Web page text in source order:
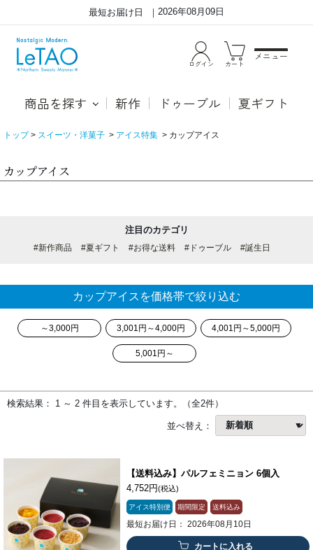
最短お届け日 2026年08月09日
ログイン カート
メニュー
商品を探す 新作 ドゥーブル 夏ギフト
トップ スイーツ・洋菓子 アイス特集 カップアイス
カップアイス
注目のカテゴリ
#新作商品 #夏ギフト #お得な送料 #ドゥーブル #誕生日
カップアイスを価格帯で絞り込む
～3,000円 3,001円～4,000円 4,001円～5,000円
5,001円～
検索結果： 1 ～ 2 件目を表示しています。（全2件）
並べ替え：
【送料込み】パルフェミニョン 6個入
4,752円(税込)
アイス特別便 期間限定 送料込み
最短お届け日： 2026年08月10日